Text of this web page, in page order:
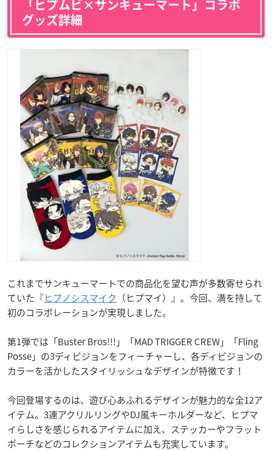
「ヒプムビ×サンキューマート」コラボ
グッズ詳細
これまでサンキューマートでの商品化を望む声が多数寄せられ
ていた『ヒプノシスマイク （ヒプマイ）』。今回、満を持して
初のコラボレーションが実現しました。
第1弾では「Buster Bros!!!」「MAD TRIGGER CREW」「Fling
Posse」の3ディビジョンをフィーチャーし、各ディビジョンの
カラーを活かしたスタイリッシュなデザインが特徴です！
今回登場するのは、遊び心あふれるデザインが魅力的な全12ア
イテム。3連アクリルリングやDJ風キーホルダーなど、ヒプマ
イらしさを感じられるアイテムに加え、ステッカーやフラット
ポーチなどのコレクションアイテムも充実しています。